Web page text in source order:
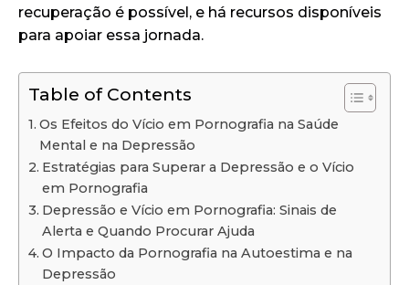
recuperação é possível, e há recursos disponíveis
para apoiar essa jornada.
Table of Contents
Os Efeitos do Vício em Pornografia na Saúde
Mental e na Depressão
Estratégias para Superar a Depressão e o Vício
em Pornografia
Depressão e Vício em Pornografia: Sinais de
Alerta e Quando Procurar Ajuda
O Impacto da Pornografia na Autoestima e na
Depressão